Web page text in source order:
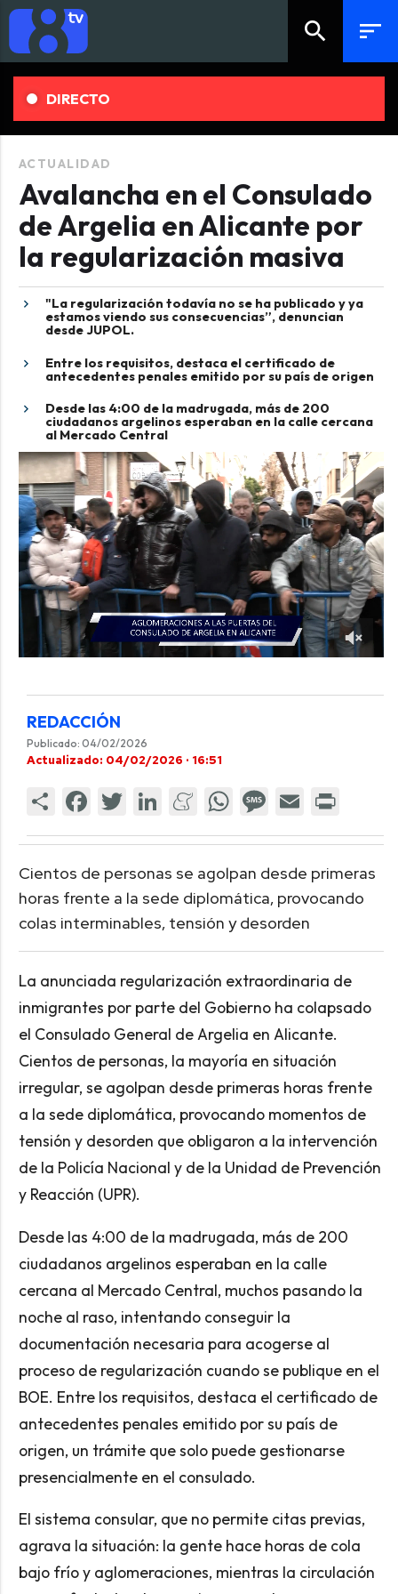
search sort
DIRECTO
ACTUALIDAD
Avalancha en el Consulado
de Argelia en Alicante por
la regularización masiva
"La regularización todavía no se ha publicado y ya
estamos viendo sus consecuencias”, denuncian
desde JUPOL.
Entre los requisitos, destaca el certificado de
antecedentes penales emitido por su país de origen
Desde las 4:00 de la madrugada, más de 200
ciudadanos argelinos esperaban en la calle cercana
al Mercado Central
REDACCIÓN
Publicado: 04/02/2026
Actualizado: 04/02/2026 · 16:51
Cientos de personas se agolpan desde primeras
horas frente a la sede diplomática, provocando
colas interminables, tensión y desorden
La anunciada regularización extraordinaria de
inmigrantes por parte del Gobierno ha colapsado
el Consulado General de Argelia en Alicante.
Cientos de personas, la mayoría en situación
irregular, se agolpan desde primeras horas frente
a la sede diplomática, provocando momentos de
tensión y desorden que obligaron a la intervención
de la Policía Nacional y de la Unidad de Prevención
y Reacción (UPR).
Desde las 4:00 de la madrugada, más de 200
ciudadanos argelinos esperaban en la calle
cercana al Mercado Central, muchos pasando la
noche al raso, intentando conseguir la
documentación necesaria para acogerse al
proceso de regularización cuando se publique en el
BOE. Entre los requisitos, destaca el certificado de
antecedentes penales emitido por su país de
origen, un trámite que solo puede gestionarse
presencialmente en el consulado.
El sistema consular, que no permite citas previas,
agrava la situación: la gente hace horas de cola
bajo frío y aglomeraciones, mientras la circulación